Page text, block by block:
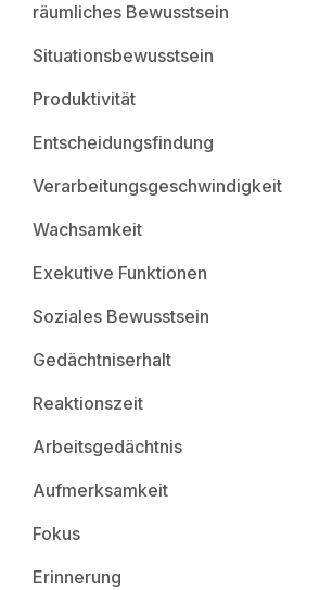
räumliches Bewusstsein
Situationsbewusstsein
Produktivität
Entscheidungsfindung
Verarbeitungsgeschwindigkeit
Wachsamkeit
Exekutive Funktionen
Soziales Bewusstsein
Gedächtniserhalt
Reaktionszeit
Arbeitsgedächtnis
Aufmerksamkeit
Fokus
Erinnerung